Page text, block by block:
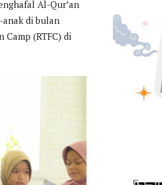
Al-Qur’an
anak di bulan
Camp (RTFC) di